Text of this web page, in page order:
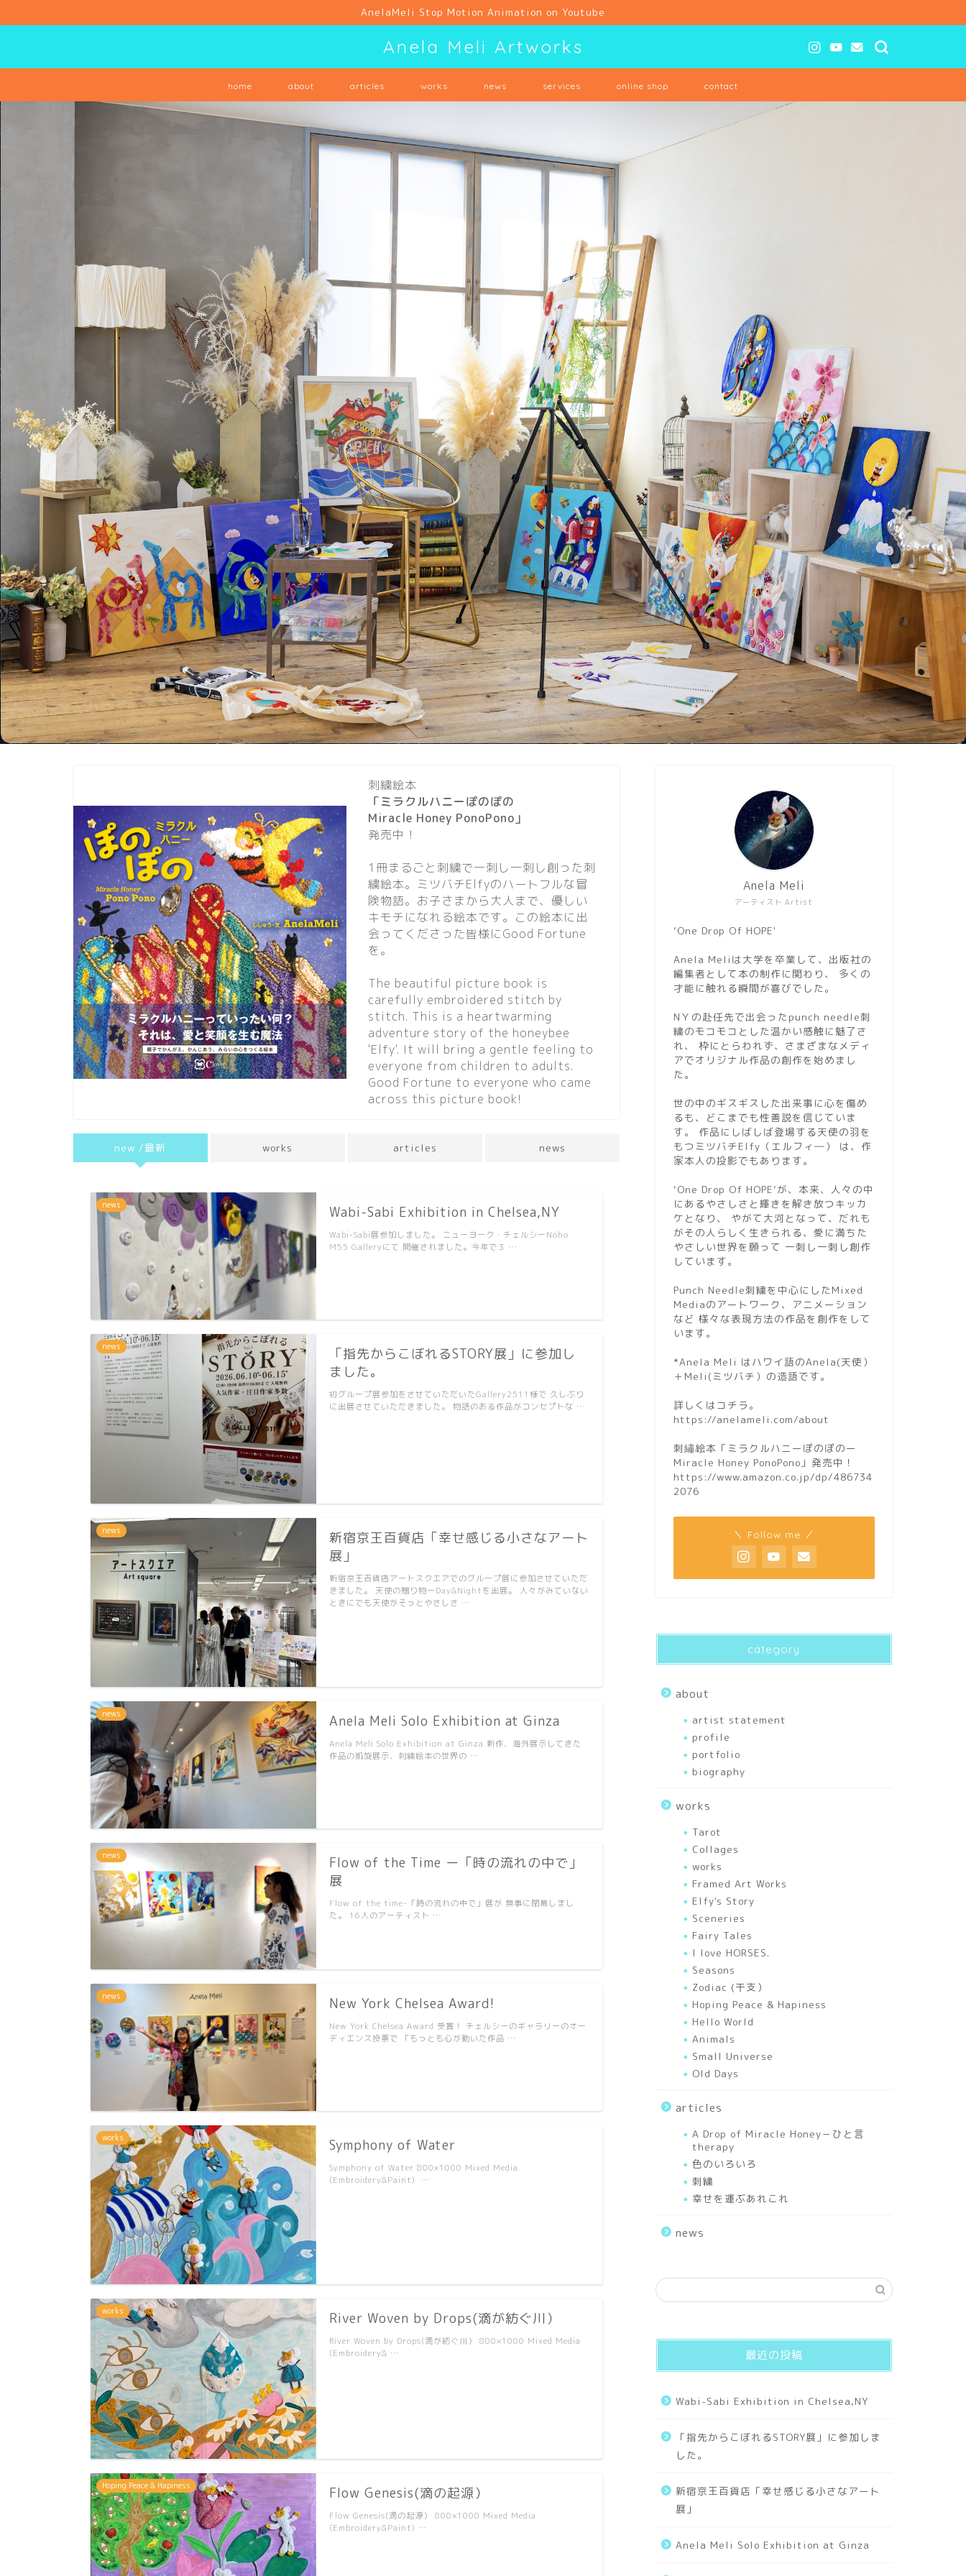
AnelaMeli Stop Motion Animation on Youtube
Anela Meli Artworks
home about articles works news services online shop contact
刺繍絵本
「ミラクルハニーぽのぽの
Miracle Honey PonoPono」
発売中！
1冊まるごと刺繍で一刺し一刺し創った刺
繍絵本。ミツバチElfyのハートフルな冒
険物語。お子さまから大人まで、優しい
キモチになれる絵本です。この絵本に出
会ってくださった皆様にGood Fortune
を。
The beautiful picture book is
carefully embroidered stitch by
stitch. This is a heartwarming
adventure story of the honeybee
'Elfy'. It will bring a gentle feeling to
everyone from children to adults.
Good Fortune to everyone who came
across this picture book!
new /最新 works articles news
news Wabi-Sabi Exhibition in Chelsea,NY
Wabi-Sabi展参加しました。 ニューヨーク・チェルシーNoho
M55 Galleryにて 開催されました。今年で３ …
news
「指先からこぼれるSTORY展」に参加し
ました。
初グループ展参加をさせていただいたGallery2511様で 久しぶり
に出展させていただきました。 物語のある作品がコンセプトな …
news
新宿京王百貨店「幸せ感じる小さなアート
展」
新宿京王百貨店アートスクエアでのグループ展に参加させていただ
きました。 天使の贈り物ーDay&Nightを出展。 人々がみていない
ときにでも天使がそっとやさしさ …
news Anela Meli Solo Exhibition at Ginza
Anela Meli Solo Exhibition at Ginza 新作、海外展示してきた
作品の凱旋展示、刺繍絵本の世界の …
news
Flow of the Time ー「時の流れの中で」
展
Flow of the time-「時の流れの中で」展が 無事に閉幕しまし
た。 16人のアーティスト …
news New York Chelsea Award!
New York Chelsea Award 受賞！ チェルシーのギャラリーのオー
ディエンス投票で 「もっとも心が動いた作品 …
works Symphony of Water
Symphony of Water 800×1000 Mixed Media
(Embroidery&Paint) …
works River Woven by Drops(滴が紡ぐ川）
River Woven by Drops(滴が紡ぐ川） 800×1000 Mixed Media
(Embroidery& …
Hoping Peace & Hapiness Flow Genesis(滴の起源）
Flow Genesis(滴の起源） 800×1000 Mixed Media
(Embroidery&Paint) …
Framed Art Works
Framed Art Works
Framed Art Works
works
The Five
Hanafuda The Five
works The Five
アーティスト Artist
Anela Meli
’One Drop Of HOPE'
Anela Meliは大学を卒業して、出版社の
編集者として本の制作に関わり、 多くの
才能に触れる瞬間が喜びでした。
NＹの赴任先で出会ったpunch needle刺
繍のモコモコとした温かい感触に魅了さ
れ、 枠にとらわれず、さまざまなメディ
アでオリジナル作品の創作を始めまし
た。
世の中のギスギスした出来事に心を傷め
るも、どこまでも性善説を信じていま
す。 作品にしばしば登場する天使の羽を
もつミツバチElfy（エルフィ―） は、作
家本人の投影でもあります。
‘One Drop Of HOPE‘が、本来、人々の中
にあるやさしさと輝きを解き放つキッカ
ケとなり、 やがて大河となって、だれも
がその人らしく生きられる、愛に満ちた
やさしい世界を願って 一刺し一刺し創作
しています。
Punch Needle刺繍を中心にしたMixed
Mediaのアートワーク、アニメーション
など 様々な表現方法の作品を創作をして
います。
*Anela Meli はハワイ語のAnela(天使）
＋Meli(ミツバチ）の造語です。
詳しくはコチラ。
https://anelameli.com/about
刺繡絵本「ミラクルハニーぽのぽのー
Miracle Honey PonoPono」発売中！
https://www.amazon.co.jp/dp/486734
2076
＼ Follow me ／
category
about
artist statement
profile
portfolio
biography
works
Tarot
Collages
works
Framed Art Works
Elfy's Story
Sceneries
Fairy Tales
I love HORSES.
Seasons
Zodiac (干支）
Hoping Peace & Hapiness
Hello World
Animals
Small Universe
Old Days
articles
A Drop of Miracle Honey－ひと言
therapy
色のいろいろ
刺繍
幸せを運ぶあれこれ
news
最近の投稿
Wabi-Sabi Exhibition in Chelsea,NY
「指先からこぼれるSTORY展」に参加しま
した。
新宿京王百貨店「幸せ感じる小さなアート
展」
Anela Meli Solo Exhibition at Ginza